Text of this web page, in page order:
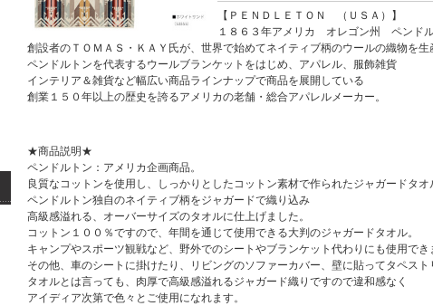
【ＰＥＮＤＬＥＴＯＮ （ＵＳＡ）】
１８６３年アメリカ オレゴン州 ペンドル
創設者のＴＯＭＡＳ・ＫＡＹ氏が、世界で始めてネイティブ柄のウールの織物を生
ペンドルトンを代表するウールブランケットをはじめ、アパレル、服飾雑貨
インテリア＆雑貨など幅広い商品ラインナップで商品を展開している
創業１５０年以上の歴史を誇るアメリカの老舗・総合アパレルメーカー。
★商品説明★
ペンドルトン：アメリカ企画商品。
良質なコットンを使用し、しっかりとしたコットン素材で作られたジャガードタオ
ペンドルトン独自のネイティブ柄をジャガードで織り込み
高級感溢れる、オーバーサイズのタオルに仕上げました。
コットン１００％ですので、年間を通じて使用できる大判のジャガードタオル。
キャンプやスポーツ観戦など、野外でのシートやブランケット代わりにも使用でき
その他、車のシートに掛けたり、リビングのソファーカバー、壁に貼ってタペスト
タオルとは言っても、肉厚で高級感溢れるジャガード織りですので違和感なく
アイディア次第で色々とご使用になれます。